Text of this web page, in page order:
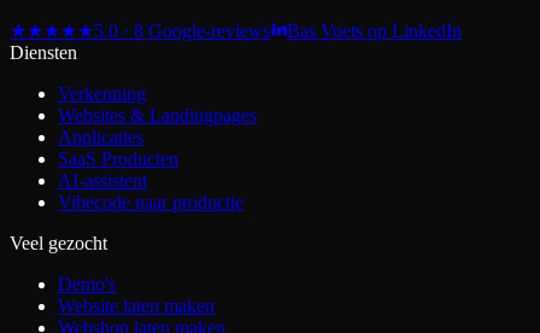
★★★★★5.0 · 8 Google-reviews
Bas Voets op LinkedIn
Diensten
Verkenning
Websites & Landingpages
Applicaties
SaaS Producten
AI-assistent
Vibecode naar productie
Veel gezocht
Demo's
Website laten maken
Webshop laten maken